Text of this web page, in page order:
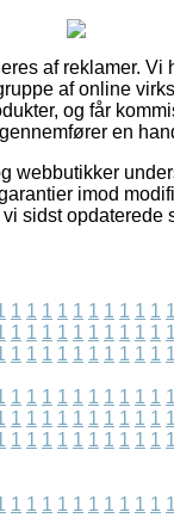
af reklamer. Vi
af online
og får
en
webbutikker
imod
sidst opdaterede
1 1 1 1 1 1 1 1 1 1 1
1 1 1 1 1 1 1 1 1 1 1
1 1 1 1 1 1 1 1 1 1 1
1 1 1 1 1 1 1 1 1 1 1
1 1 1 1 1 1 1 1 1 1 1
1 1 1 1 1 1 1 1 1 1 1
1 1 1 1 1 1 1 1 1 1 1